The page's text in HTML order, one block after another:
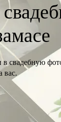
в свадебную
вас.